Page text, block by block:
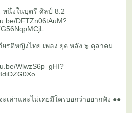
หนึ่งในบุตรี ศิลป์ 8.2
DFTZn06tAuM?
กียรติหญิงไทย เพลง ยุค หลัง ๖ ตุลาคม
WlwzS6p_gHI?
ะเล่าและไม่เคยมีใครบอกว่าอยากฟัง ●●